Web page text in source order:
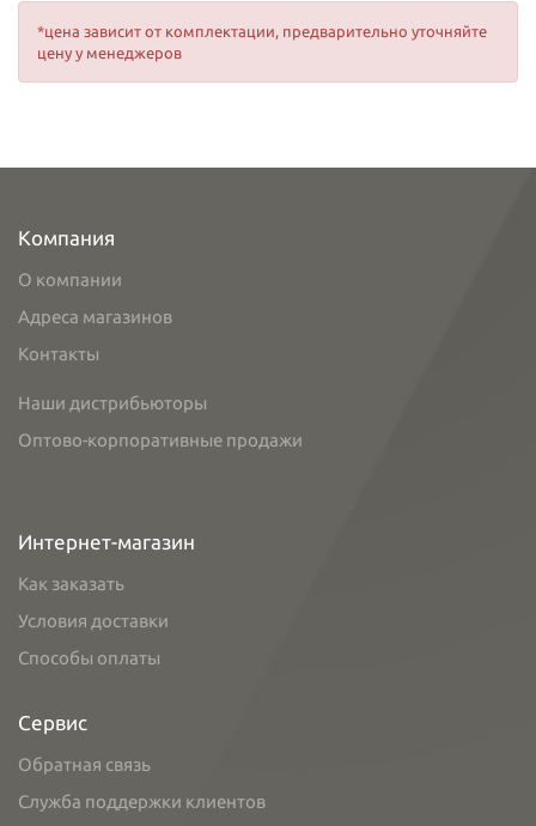
*цена зависит от комплектации, предварительно уточняйте
цену у менеджеров
Компания
О компании
Адреса магазинов
Контакты
Наши дистрибьюторы
Оптово-корпоративные продажи
Интернет-магазин
Как заказать
Условия доставки
Способы оплаты
Сервис
Обратная связь
Служба поддержки клиентов